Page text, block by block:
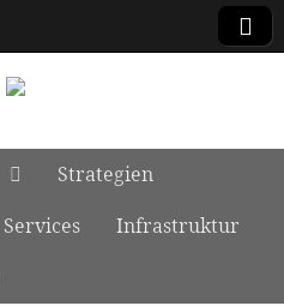
Strategien
Services
Infrastruktur